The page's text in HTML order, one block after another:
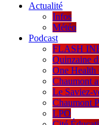
Actualité
Infos
Météo
Podcast
FLASH
Quinzaine
One Health
Chaumont
Le Saviez-
Chaumont
LPO